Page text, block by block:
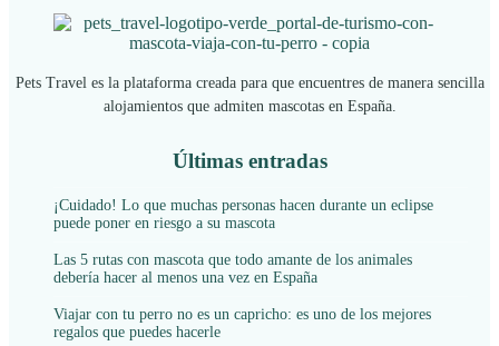
Pets Travel es la plataforma creada para que encuentres de manera sencilla
alojamientos que admiten mascotas en España.
Últimas entradas
¡Cuidado! Lo que muchas personas hacen durante un eclipse
puede poner en riesgo a su mascota
Las 5 rutas con mascota que todo amante de los animales
debería hacer al menos una vez en España
Viajar con tu perro no es un capricho: es uno de los mejores
regalos que puedes hacerle